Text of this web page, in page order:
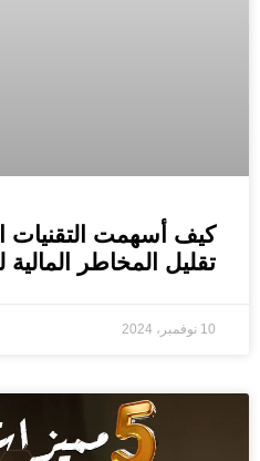
كيف أسهمت التقنيات
تقليل المخاطر
10 نوفمبر، 2024